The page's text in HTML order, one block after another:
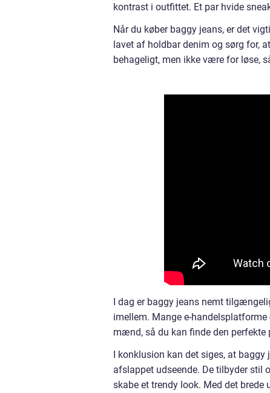
kontrast i outfittet. Et par hvide
Når du køber baggy jeans, er det
lavet af holdbar denim og sørg for,
behageligt, men ikke være for løse,
I dag er baggy jeans nemt
imellem. Mange e-
mænd, så du kan finde den
I konklusion kan det siges, at
afslappet udseende. De tilbyder stil
skabe et trendy look. Med det